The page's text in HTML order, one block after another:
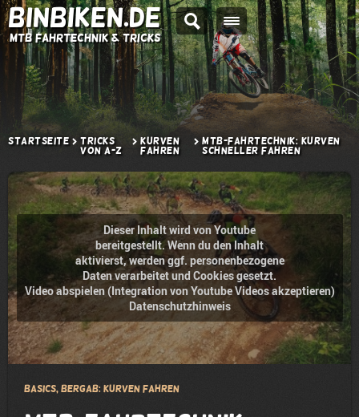
BINBIKEN.DE
MTB Fahrtechnik & Tricks
Startseite
Tricks
von A-Z
Kurven
fahren
MTB-Fahrtechnik: Kurven
schneller fahren
Dieser Inhalt wird von Youtube
bereitgestellt. Wenn du den Inhalt
aktivierst, werden ggf. personenbezogene
Daten verarbeitet und Cookies gesetzt.
Video abspielen (Integration von Youtube Videos akzeptieren)
Datenschutzhinweis
Basics, Bergab: Kurven fahren